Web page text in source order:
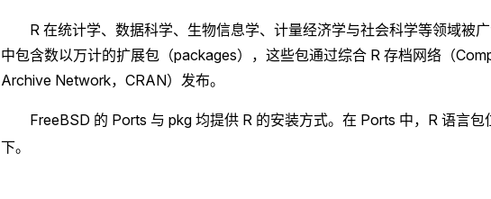
R 在统计学、数据科学、生物信息学、计量经济学与社会科学等领域被
中包含数以万计的扩展包（packages），这些包通过综合 R 存档网络（
Archive Network，CRAN）发布。
FreeBSD 的 Ports 与 pkg 均提供 R 的安装方式。在 Ports 中，R 语言
下。